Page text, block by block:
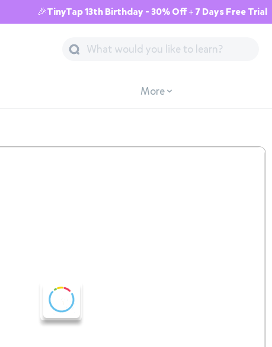
🎉TinyTap 13th Birthday - 30% Off + 7 Days Free Trial
More